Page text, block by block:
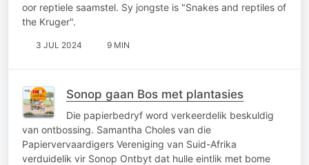
oor reptiele saamstel. Sy jongste is "Snakes and reptiles of
the Kruger".
3 JUL 2024 9 MIN
Sonop gaan Bos met plantasies
Die papierbedryf word verkeerdelik beskuldig
van ontbossing. Samantha Choles van die
Papiervervaardigers Vereniging van Suid-Afrika
verduidelik vir Sonop Ontbyt dat hulle eintlik met bome